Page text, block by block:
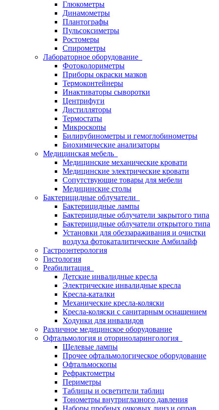
Глюкометры
Динамометры
Плантографы
Пульсоксиметры
Ростомеры
Спирометры
Лабораторное оборудование
Фотоколориметры
Приборы окраски мазков
Термоконтейнеры
Инактиваторы сыворотки
Центрифуги
Дистилляторы
Термостаты
Микроскопы
Билирубинометры и гемоглобинометры
Биохимические анализаторы
Медицинская мебель
Медицинские механические кровати
Медицинские электрические кровати
Сопутствующие товары для мебели
Медицинские столы
Бактерицидные облучатели
Бактерицидные лампы
Бактерицидные облучатели закрытого типа
Бактерицидные облучатели открытого типа
Установки для обеззараживания и очистки
воздуха фотокаталитические Амбилайф
Гастроэнтерология
Гистология
Реабилитация
Детские инвалидные кресла
Электрические инвалидные кресла
Кресла-каталки
Механические кресла-коляски
Кресла-коляски с санитарным оснащением
Ходунки для инвалидов
Различное медицинское оборудование
Офтальмология и оториноларингология
Щелевые лампы
Прочее офтальмологическое оборудование
Офтальмоскопы
Рефрактометры
Периметры
Таблицы и осветители таблиц
Тонометры внутриглазного давления
Наборы пробных очковых линз и оправ